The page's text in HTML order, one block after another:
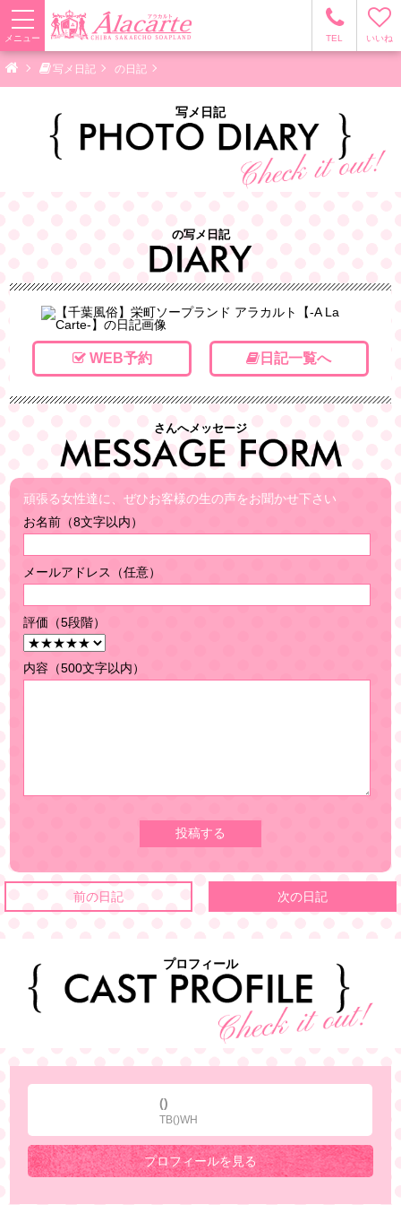
TEL いいね
メニュー
写メ日記 の日記
写メ日記
の写メ日記
WEB予約 日記一覧へ
さんへメッセージ
頑張る女性達に、ぜひお客様の生の声をお聞かせ下さい
お名前（8文字以内）
メールアドレス（任意）
評価（5段階）
内容（500文字以内）
前の日記 次の日記
プロフィール
()
TB()WH
プロフィールを見る